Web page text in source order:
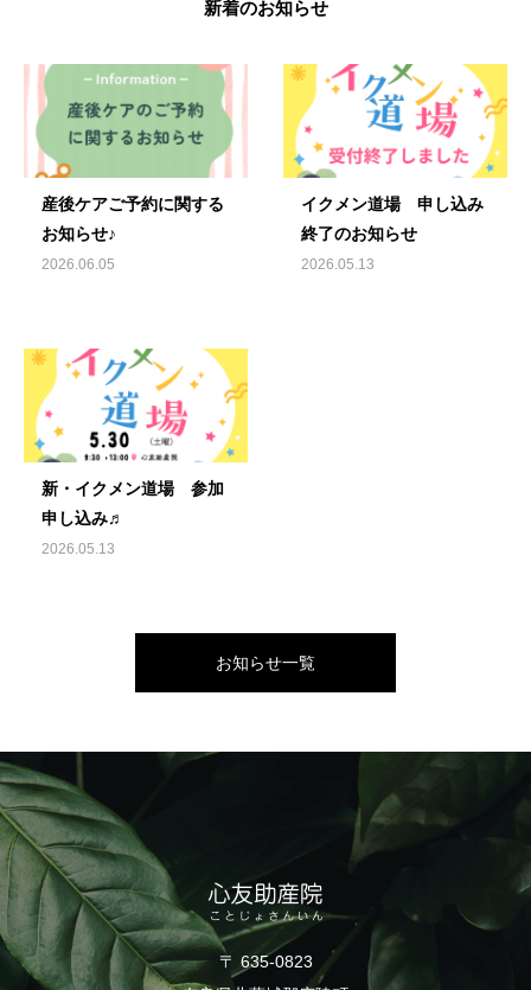
新着のお知らせ
産後ケアご予約に関する
お知らせ♪
2026.06.05
イクメン道場 申し込み
終了のお知らせ
2026.05.13
新・イクメン道場 参加
申し込み♬
2026.05.13
お知らせ一覧
〒 635-0823